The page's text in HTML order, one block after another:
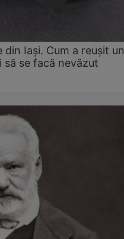
Iași. Cum a reușit un
se facă nevăzut